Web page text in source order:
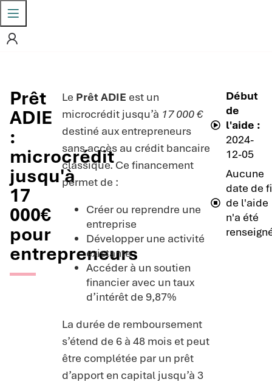
Prêt
ADIE
:
microcrédit
jusqu'à
17
000€
pour
entrepreneurs
Le Prêt ADIE est un
microcrédit jusqu’à 17 000 €
destiné aux entrepreneurs
sans accès au crédit bancaire
classique. Ce financement
permet de :
Créer ou reprendre une
entreprise
Développer une activité
existante
Accéder à un soutien
financier avec un taux
d’intérêt de 9,87%
La durée de remboursement
s’étend de 6 à 48 mois et peut
être complétée par un prêt
d’apport en capital jusqu’à 3
Début
de
l'aide :
2024-
12-05
Aucune
date de
de l'aide
n'a été